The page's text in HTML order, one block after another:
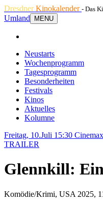
DresdnerKinokalender - Das
Umland
MENU
Neustarts
Wochenprogramm
Tagesprogramm
Besonderheiten
Festivals
Kinos
Aktuelles
Kolumne
Freitag, 10.Juli 15:30
TRAILER
Glennkill:
Komödie/Krimi, USA 2025,